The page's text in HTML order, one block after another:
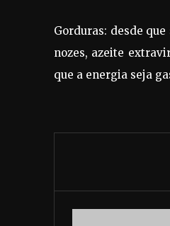
Gorduras: desde que
nozes, azeite
que a energia seja